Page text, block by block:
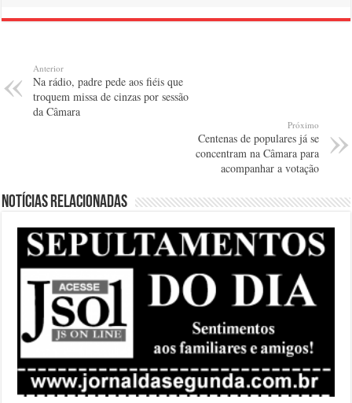
Anterior
Na rádio, padre pede aos fiéis que
troquem missa de cinzas por sessão
da Câmara
Próximo
Centenas de populares já se
concentram na Câmara para
acompanhar a votação
Notícias relacionadas